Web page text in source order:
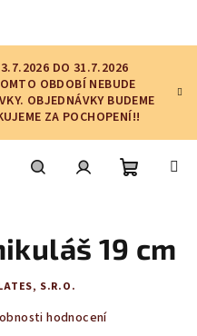
DO 31.7.2026
OBDOBÍ NEBUDE
OBJEDNÁVKY BUDEME
ZA POCHOPENÍ!!
košík
19 cm
S.R.O.
hodnocení